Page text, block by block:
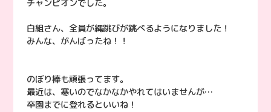
チャンピオンでした。
白組さん、全員が縄跳びが跳べるようになりました！
みんな、がんばったね！！
のぼり棒も頑張ってます。
最近は、寒いのでなかなかやれてはいませんが…
卒園までに登れるといいね！